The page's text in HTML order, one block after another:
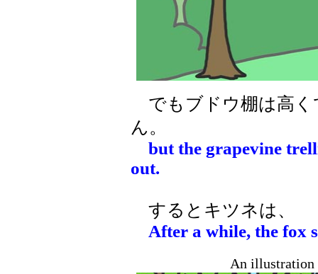
でもブドウ棚は高く
ん。
but the grapevine
out.
するとキツネは、
After a while, the fox
An